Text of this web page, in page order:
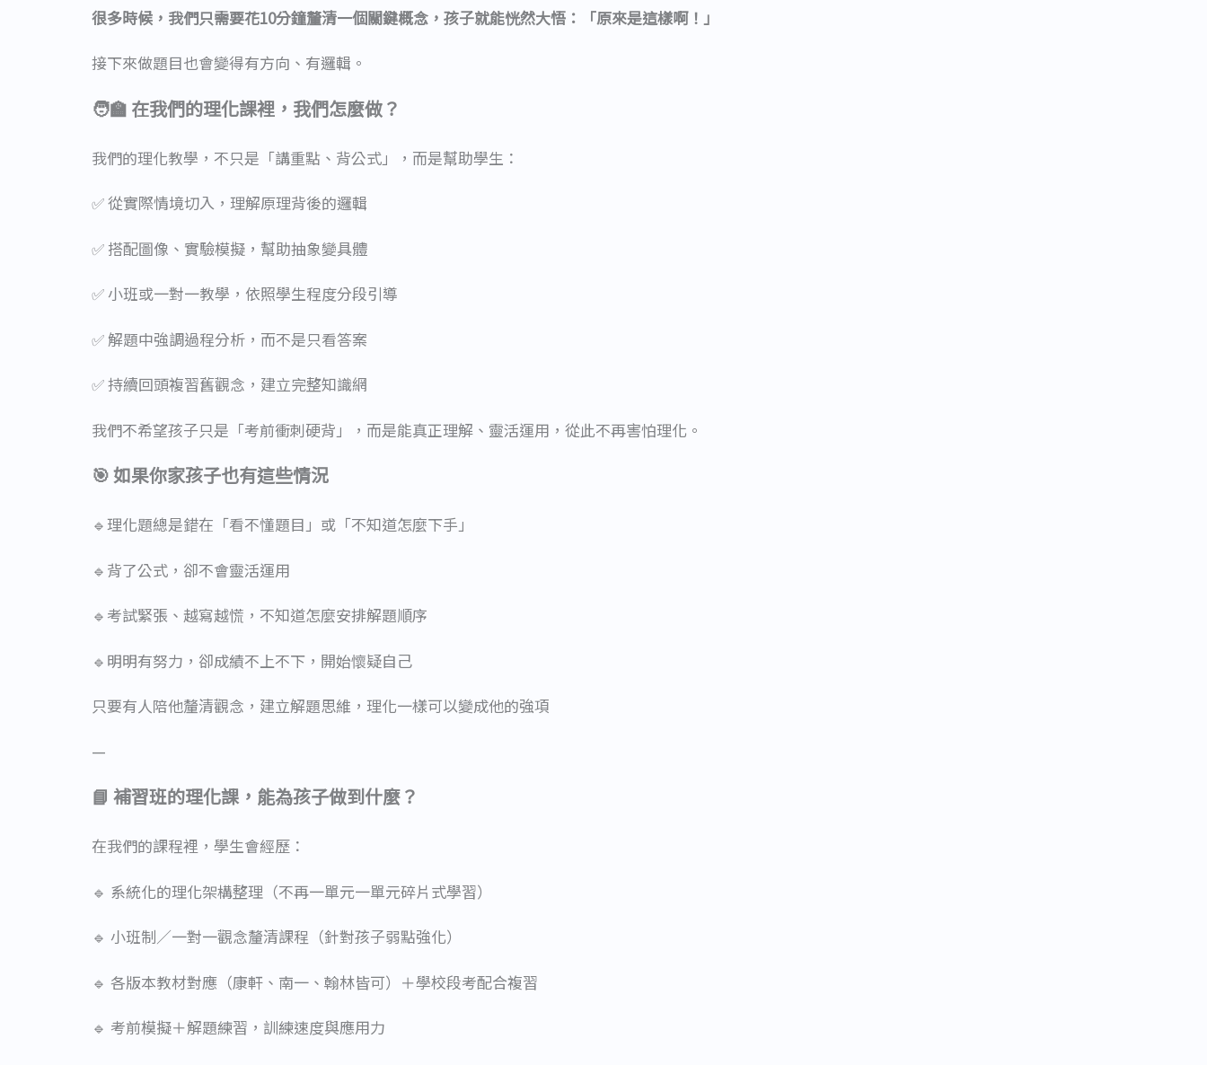
很多時候，我們只需要花10分鐘釐清一個關鍵概念，孩子就能恍然大悟：「原來是這樣啊！」
接下來做題目也會變得有方向、有邏輯。
🧑‍🏫 在我們的理化課裡，我們怎麼做？
我們的理化教學，不只是「講重點、背公式」，而是幫助學生：
✅ 從實際情境切入，理解原理背後的邏輯
✅ 搭配圖像、實驗模擬，幫助抽象變具體
✅ 小班或一對一教學，依照學生程度分段引導
✅ 解題中強調過程分析，而不是只看答案
✅ 持續回頭複習舊觀念，建立完整知識網
我們不希望孩子只是「考前衝刺硬背」，而是能真正理解、靈活運用，從此不再害怕理化。
🎯 如果你家孩子也有這些情況
🔹理化題總是錯在「看不懂題目」或「不知道怎麼下手」
🔹背了公式，卻不會靈活運用
🔹考試緊張、越寫越慌，不知道怎麼安排解題順序
🔹明明有努力，卻成績不上不下，開始懷疑自己
只要有人陪他釐清觀念，建立解題思維，理化一樣可以變成他的強項
—
📘 補習班的理化課，能為孩子做到什麼？
在我們的課程裡，學生會經歷：
🔹 系統化的理化架構整理（不再一單元一單元碎片式學習）
🔹 小班制／一對一觀念釐清課程（針對孩子弱點強化）
🔹 各版本教材對應（康軒、南一、翰林皆可）＋學校段考配合複習
🔹 考前模擬＋解題練習，訓練速度與應用力